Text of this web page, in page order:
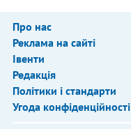
Про нас
Реклама на сайті
Івенти
Редакція
Політики і стандарти
Угода конфіденційності